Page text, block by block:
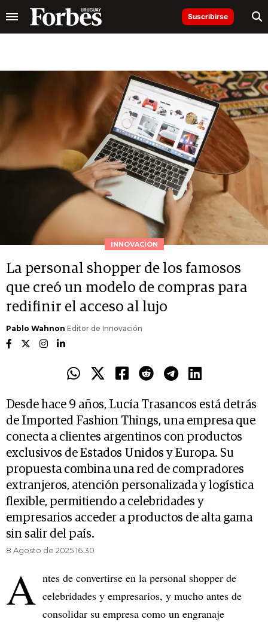
Suscribirse
INNOVACIÓN
La personal shopper de los famosos
que creó un modelo de compras para
redifinir el acceso al lujo
Pablo Wahnon Editor de Innovación
Desde hace 9 años, Lucía Trasancos está detrás
de Imported Fashion Things, una empresa que
conecta a clientes argentinos con productos
exclusivos de Estados Unidos y Europa. Su
propuesta combina una red de compradores
extranjeros, atención personalizada y logística
flexible, permitiendo a celebridades y
empresarios acceder a productos de alta gama
sin salir del país.
8 Agosto de 2025 16.30
A ntes de convertirse en la personal shopper de
celebridades y empresarios, y mucho antes de
consolidar su empresa como un engranaje